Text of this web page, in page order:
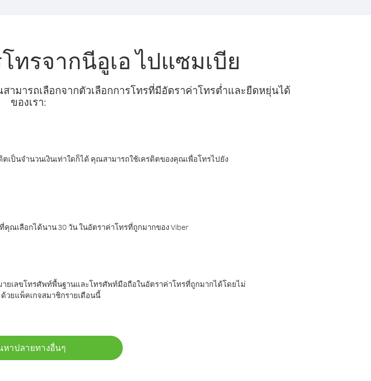
ทรจากนีอูเอ ไปแซมเบีย
มารถเลือกจากตัวเลือกการโทรที่มีอัตราค่าโทรต่ำและยืดหยุ่นได้
ของเรา:
เป็นจำนวนเงินเท่าใดก็ได้ คุณสามารถใช้เครดิตของคุณเพื่อโทรไปยัง
ณเลือกได้นาน 30 วัน ในอัตราค่าโทรที่ถูกมากของ Viber
ยเลขโทรศัพท์พื้นฐานและโทรศัพท์มือถือในอัตราค่าโทรที่ถูกมากได้โดยไม่
ยแพ็คเกจสมาชิกรายเดือนนี้
หาปลายทางอื่นๆ